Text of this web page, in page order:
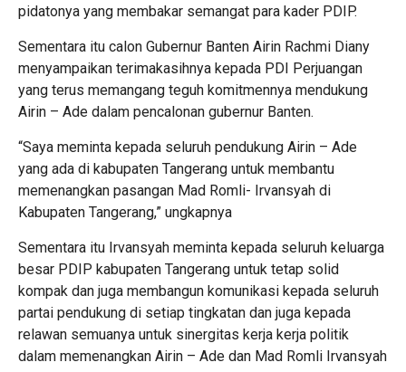
pidatonya yang membakar semangat para kader PDIP.
Sementara itu calon Gubernur Banten Airin Rachmi Diany
menyampaikan terimakasihnya kepada PDI Perjuangan
yang terus memangang teguh komitmennya mendukung
Airin – Ade dalam pencalonan gubernur Banten.
“Saya meminta kepada seluruh pendukung Airin – Ade
yang ada di kabupaten Tangerang untuk membantu
memenangkan pasangan Mad Romli- Irvansyah di
Kabupaten Tangerang,” ungkapnya
Sementara itu Irvansyah meminta kepada seluruh keluarga
besar PDIP kabupaten Tangerang untuk tetap solid
kompak dan juga membangun komunikasi kepada seluruh
partai pendukung di setiap tingkatan dan juga kepada
relawan semuanya untuk sinergitas kerja kerja politik
dalam memenangkan Airin – Ade dan Mad Romli Irvansyah